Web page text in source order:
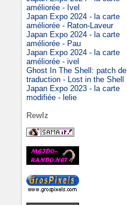
améliorée - Ivel
Japan Expo 2024 - la carte
améliorée - Raton-Laveur
Japan Expo 2024 - la carte
améliorée - Pau
Japan Expo 2024 - la carte
améliorée - ivel
Ghost In The Shell: patch de
traduction - Lost in the Shell
Japan Expo 2023 - la carte
modifiée - lelie
Rewlz